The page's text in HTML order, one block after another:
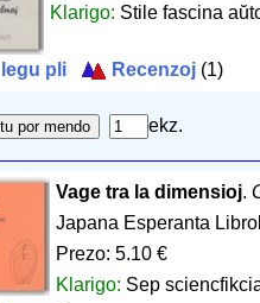
Klarigo: Stile fascina
legu pli Recenzoj (1)
ekz.
Vage tra la dimensioj.
Japana Esperanta
Prezo: 5.10 €
Klarigo: Sep